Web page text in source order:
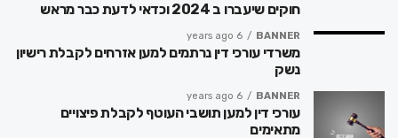
חוקים שיעברו ב 2024 וכדאי לדעת כבר מראש
BANNER
6 years ago
משרדי עורכי דין נרתמים למען אזרחים לקבלת רישיון
נשק
BANNER
6 years ago
עורכי דין למען תושבי העוטף לקבלת פיצויים
מתאימים